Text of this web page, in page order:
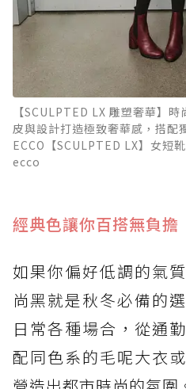
【SCULPTED LX 雕塑奢華】
皮與設計打造極致奢華感，搭配
ECCO【SCULPTED LX】女短
ecco
經典色讓你百搭無負擔
如果你偏好低調的氣
尚黑就是秋冬必備的
日常各種場合，從通
配同色系的毛呢大衣